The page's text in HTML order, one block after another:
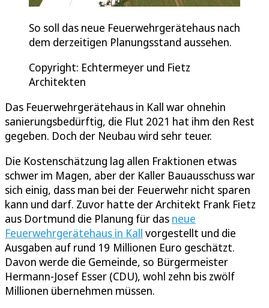
So soll das neue Feuerwehrgerätehaus nach
dem derzeitigen Planungsstand aussehen.
Copyright: Echtermeyer und Fietz
Architekten
Das Feuerwehrgerätehaus in Kall war ohnehin
sanierungsbedürftig, die Flut 2021 hat ihm den Rest
gegeben. Doch der Neubau wird sehr teuer.
Die Kostenschätzung lag allen Fraktionen etwas
schwer im Magen, aber der Kaller Bauausschuss war
sich einig, dass man bei der Feuerwehr nicht sparen
kann und darf. Zuvor hatte der Architekt Frank Fietz
aus Dortmund die Planung für das neue
Feuerwehrgerätehaus in Kall vorgestellt und die
Ausgaben auf rund 19 Millionen Euro geschätzt.
Davon werde die Gemeinde, so Bürgermeister
Hermann-Josef Esser (CDU), wohl zehn bis zwölf
Millionen übernehmen müssen.